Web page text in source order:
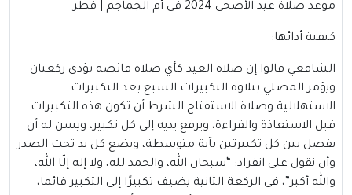
موعد صلاة عيد الأضحى 2024 في أم الجماجم | قطر
كيفية أدائها:
الشافعي قالوا إن صلاة العيد كأي صلاة فائضة تؤدى ركعتان
ويؤمر المصلي بتلاوة التكبيرات السبع بعد التكبيرات
الاستهلالية وصلاة الاستفتاح الشرط أن تكون هذه التكبيرات
قبل الاستعاذة والقراءة، ويرفع يديه إلى كل تكبير، ويسن له أن
يفصل بين كل تكبيرتين بآية متوسطة، ويضع كل يد تحت الصدر
وأن نقول على انفراد: “سبحان الله، والحمد لله، ولا إله إلّا الله،
والله أكبر”، في الركعة الثانية يضيف تكبيرًا إلى التكبير قائما،